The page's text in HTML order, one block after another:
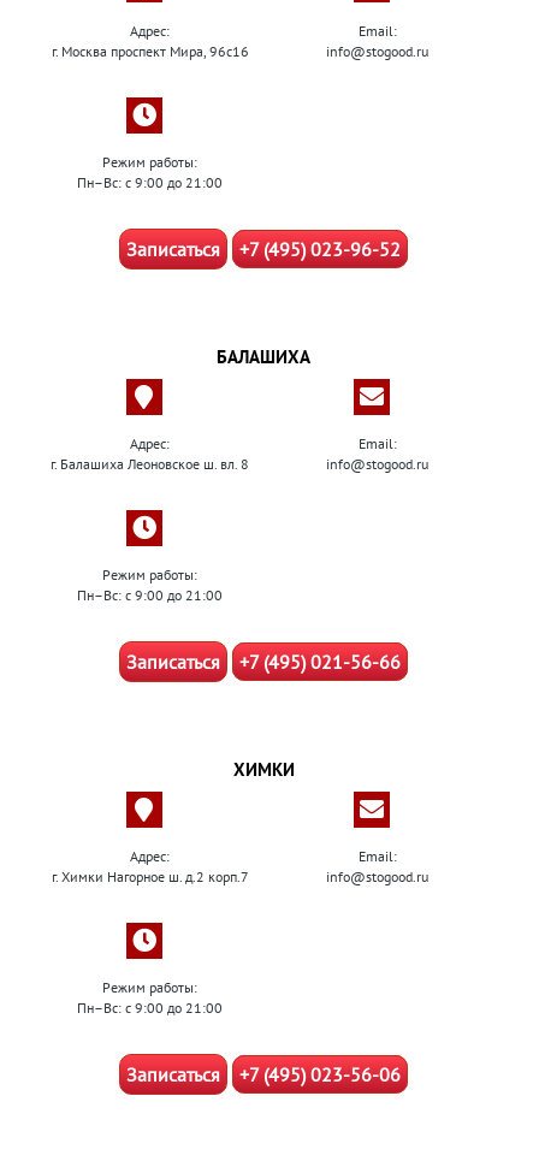
Адрес:
г. Москва проспект Мира, 96с16
Email:
info@stogood.ru
Режим работы:
Пн–Вс: с 9:00 до 21:00
Записаться +7 (495) 023-96-52
БАЛАШИХА
Адрес:
г. Балашиха Леоновское ш. вл. 8
Email:
info@stogood.ru
Режим работы:
Пн–Вс: с 9:00 до 21:00
Записаться +7 (495) 021-56-66
ХИМКИ
Адрес:
г. Химки Нагорное ш. д.2 корп.7
Email:
info@stogood.ru
Режим работы:
Пн–Вс: с 9:00 до 21:00
Записаться +7 (495) 023-56-06